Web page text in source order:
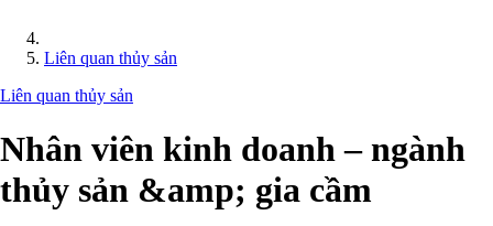
Liên quan thủy sản
Liên quan thủy sản
Nhân viên kinh doanh – ngành
thủy sản &amp; gia cầm